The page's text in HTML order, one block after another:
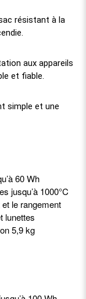
résistant à la
aux appareils
et fiable.
simple et une
60 Wh
jusqu’à 1000°C
le rangement
lunettes
5,9 kg